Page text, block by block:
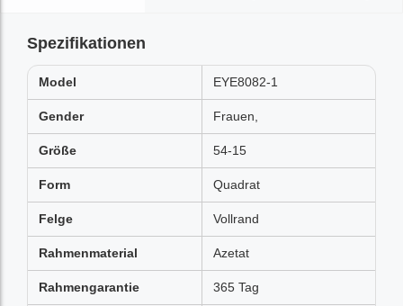
Spezifikationen
Model EYE8082-1
Gender Frauen,
Größe 54-15
Form Quadrat
Felge Vollrand
Rahmenmaterial Azetat
Rahmengarantie 365 Tag